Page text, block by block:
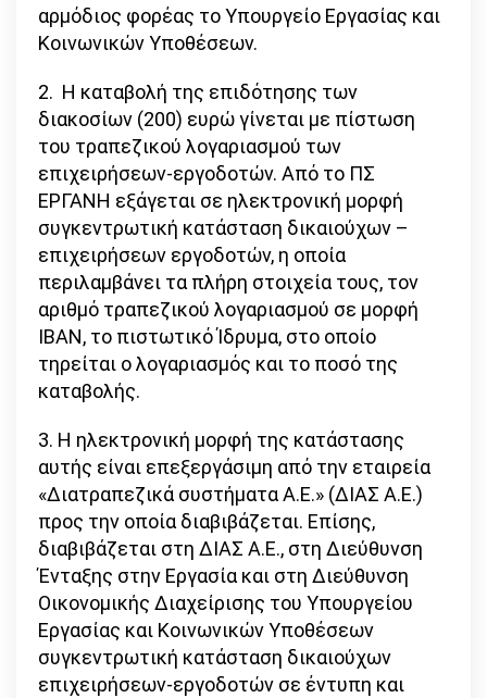
αρμόδιος φορέας το Υπουργείο Εργασίας και
Κοινωνικών Υποθέσεων.
2. Η καταβολή της επιδότησης των
διακοσίων (200) ευρώ γίνεται με πίστωση
του τραπεζικού λογαριασμού των
επιχειρήσεων-εργοδοτών. Από το ΠΣ
ΕΡΓΑΝΗ εξάγεται σε ηλεκτρονική μορφή
συγκεντρωτική κατάσταση δικαιούχων –
επιχειρήσεων εργοδοτών, η οποία
περιλαμβάνει τα πλήρη στοιχεία τους, τον
αριθμό τραπεζικού λογαριασμού σε μορφή
ΙΒΑΝ, το πιστωτικό Ίδρυμα, στο οποίο
τηρείται ο λογαριασμός και το ποσό της
καταβολής.
3. Η ηλεκτρονική μορφή της κατάστασης
αυτής είναι επεξεργάσιμη από την εταιρεία
«Διατραπεζικά συστήματα Α.Ε.» (ΔΙΑΣ Α.Ε.)
προς την οποία διαβιβάζεται. Επίσης,
διαβιβάζεται στη ΔΙΑΣ Α.Ε., στη Διεύθυνση
Ένταξης στην Εργασία και στη Διεύθυνση
Οικονομικής Διαχείρισης του Υπουργείου
Εργασίας και Κοινωνικών Υποθέσεων
συγκεντρωτική κατάσταση δικαιούχων
επιχειρήσεων-εργοδοτών σε έντυπη και